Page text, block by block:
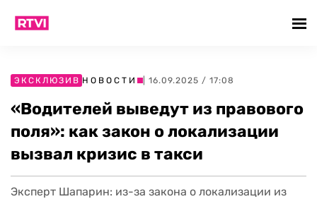
ЭКСКЛЮЗИВ НОВОСТИ | 16.09.2025 / 17:08
«Водителей выведут из правового
поля»: как закон о локализации
вызвал кризис в такси
Эксперт Шапарин: из-за закона о локализации из